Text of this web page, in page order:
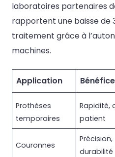
laboratoires partenaires
rapportent une baisse de
traitement grâce à
machines.
Application
Prothèses
temporaires
Rapidité,
patient
Couronnes
Précision,
durabilité